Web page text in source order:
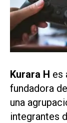
Kurara H es
fundadora de
una
integrantes